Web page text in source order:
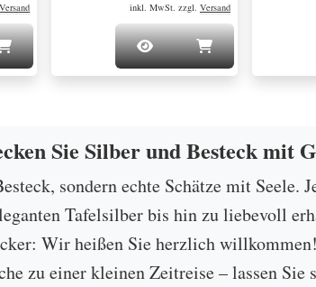
Versand inkl. MwSt. zzgl. Versand
Sie Silber und Besteck mit
sondern echte Schätze mit Seele.
Tafelsilber bis hin zu liebevoll
Wir heißen Sie herzlich
zu einer kleinen Zeitreise – lassen